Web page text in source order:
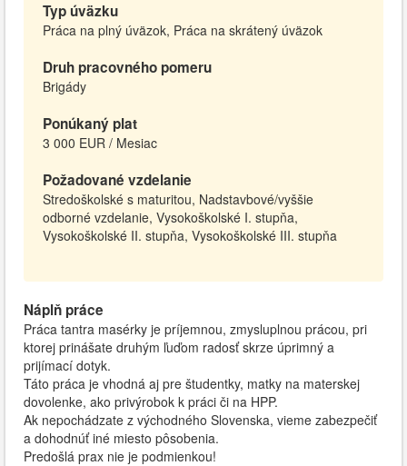
Typ úväzku
Práca na plný úväzok, Práca na skrátený úväzok
Druh pracovného pomeru
Brigády
Ponúkaný plat
3 000 EUR / Mesiac
Požadované vzdelanie
Stredoškolské s maturitou, Nadstavbové/vyššie
odborné vzdelanie, Vysokoškolské I. stupňa,
Vysokoškolské II. stupňa, Vysokoškolské III. stupňa
Náplň práce
Práca tantra masérky je príjemnou, zmysluplnou prácou, pri
ktorej prinášate druhým ľuďom radosť skrze úprimný a
prijímací dotyk.
Táto práca je vhodná aj pre študentky, matky na materskej
dovolenke, ako privýrobok k práci či na HPP.
Ak nepochádzate z východného Slovenska, vieme zabezpečiť
a dohodnúť iné miesto pôsobenia.
Predošlá prax nie je podmienkou!